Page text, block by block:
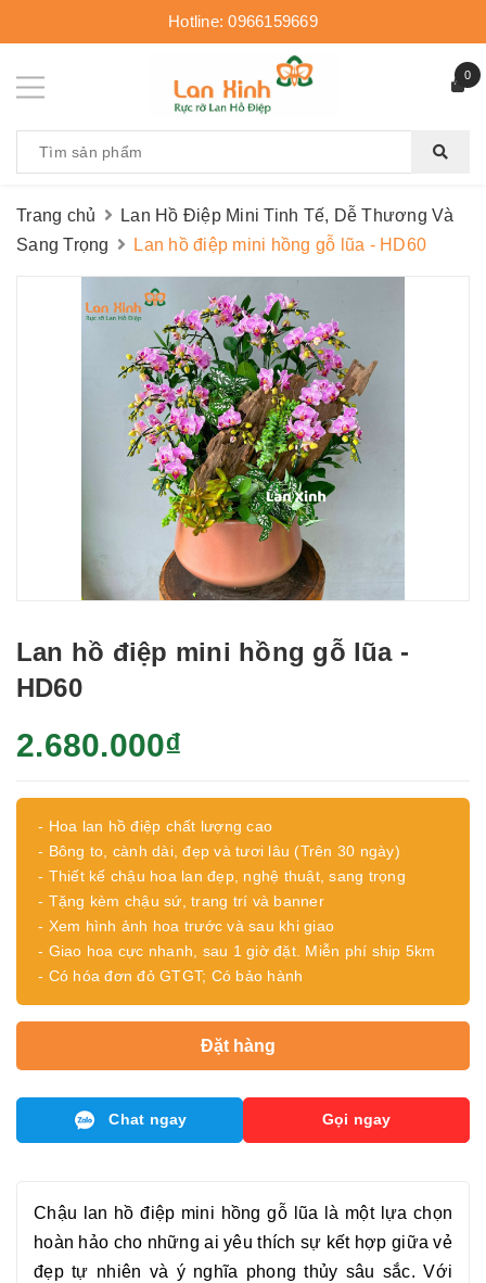
Hotline:0966159669
0
Trang chủ
Lan Hồ Điệp Mini Tinh Tế, Dễ Thương Và
Sang Trọng
Lan hồ điệp mini hồng gỗ lũa - HD60
Lan hồ điệp mini hồng gỗ lũa -
HD60
2.680.000₫
- Hoa lan hồ điệp chất lượng cao
- Bông to, cành dài, đẹp và tươi lâu (Trên 30 ngày)
- Thiết kế chậu hoa lan đẹp, nghệ thuật, sang trọng
- Tặng kèm chậu sứ, trang trí và banner
- Xem hình ảnh hoa trước và sau khi giao
- Giao hoa cực nhanh, sau 1 giờ đặt. Miễn phí ship 5km
- Có hóa đơn đỏ GTGT; Có bảo hành
Đặt hàng
Chat ngay Gọi ngay
Chậu lan hồ điệp mini hồng gỗ lũa là một lựa chọn
hoàn hảo cho những ai yêu thích sự kết hợp giữa vẻ
đẹp tự nhiên và ý nghĩa phong thủy sâu sắc. Với